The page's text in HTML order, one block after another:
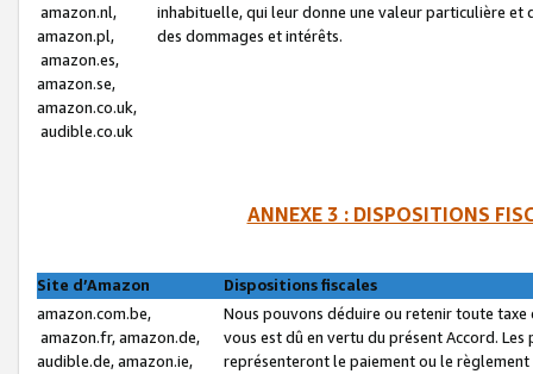
amazon.nl,
amazon.pl,
amazon.es,
amazon.se,
amazon.co.uk,
audible.co.uk
inhabituelle, qui leur donne une valeur particulière
des dommages et intérêts.
ANNEXE 3 : DISPOSITIONS
Site d’Amazon
Dispositions fiscales
amazon.com.be,
amazon.fr, amazon.de,
audible.de, amazon.ie,
Nous pouvons déduire ou retenir toute
vous est dû en vertu du présent Accord.
représenteront le paiement ou le